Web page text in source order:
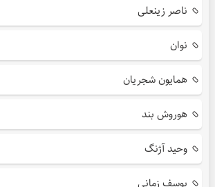
ناصر زینعلی
نوان
همایون شجریان
هوروش بند
وحید آژنگ
یوسف زمانی